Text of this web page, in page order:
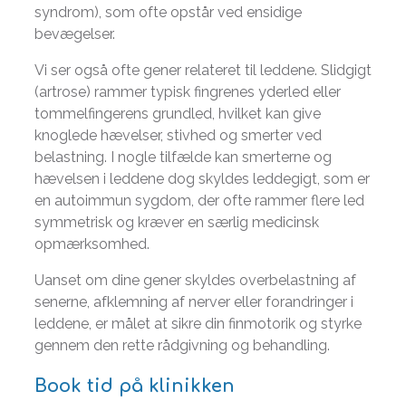
syndrom), som ofte opstår ved ensidige
bevægelser.
Vi ser også ofte gener relateret til leddene. Slidgigt
(artrose) rammer typisk fingrenes yderled eller
tommelfingerens grundled, hvilket kan give
knoglede hævelser, stivhed og smerter ved
belastning. I nogle tilfælde kan smerterne og
hævelsen i leddene dog skyldes leddegigt, som er
en autoimmun sygdom, der ofte rammer flere led
symmetrisk og kræver en særlig medicinsk
opmærksomhed.
Uanset om dine gener skyldes overbelastning af
senerne, afklemning af nerver eller forandringer i
leddene, er målet at sikre din finmotorik og styrke
gennem den rette rådgivning og behandling.
Book tid på klinikken